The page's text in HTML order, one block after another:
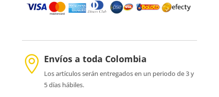
 Envíos a toda Colombia
Los artículos serán entregados en un periodo de 3 y
5 días hábiles.